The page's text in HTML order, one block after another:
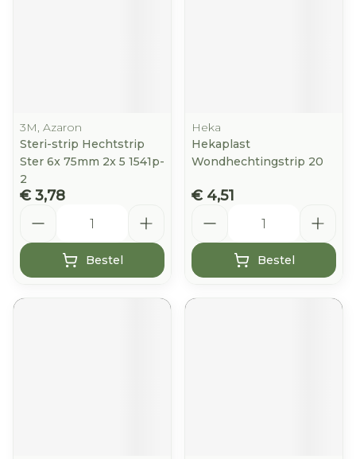
3M, Azaron
Steri-strip Hechtstrip
Ster 6x 75mm 2x 5 1541p-
2
€ 3,78
Bestel
Heka
Hekaplast
Wondhechtingstrip 20
€ 4,51
Bestel